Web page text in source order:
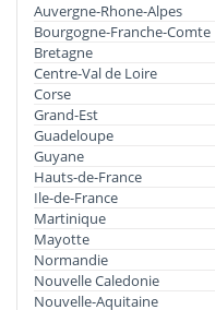
Auvergne-Rhone-Alpes
Bourgogne-Franche-Comte
Bretagne
Centre-Val de Loire
Corse
Grand-Est
Guadeloupe
Guyane
Hauts-de-France
Ile-de-France
Martinique
Mayotte
Normandie
Nouvelle Caledonie
Nouvelle-Aquitaine